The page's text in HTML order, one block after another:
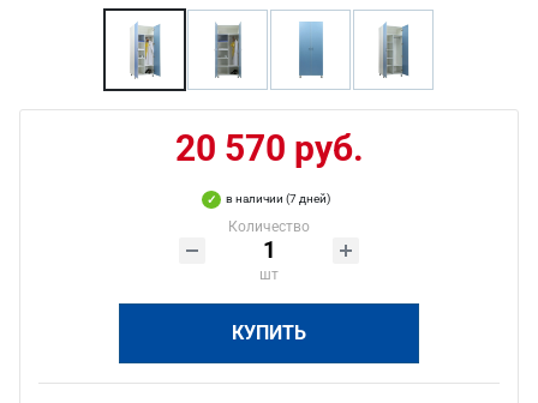
20 570 руб.
в наличии (7 дней)
Количество
шт
КУПИТЬ